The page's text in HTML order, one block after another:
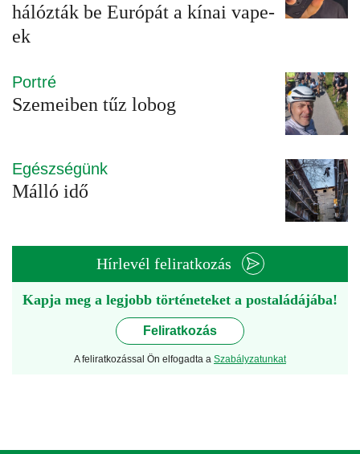
hálózták be Európát a kínai vape-
ek
Portré
Szemeiben tűz lobog
Egészségünk
Málló idő
Hírlevél feliratkozás
Kapja meg a legjobb történeteket a postaládájába!
Feliratkozás
A feliratkozással Ön elfogadta a Szabályzatunkat